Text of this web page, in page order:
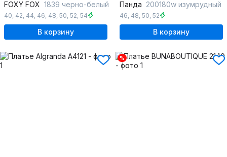
FOXY FOX 1839 черно-белый
40, 42, 44, 46, 48, 50, 52, 54
В корзину
Панда 200180w изумрудный
46, 48, 50, 52
В корзину
%